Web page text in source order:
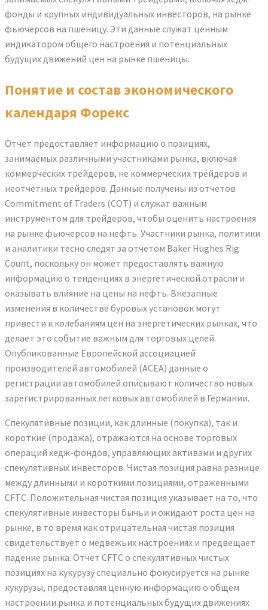
фонды и крупных индивидуальных инвесторов, на рынке
фьючерсов на пшеницу. Эти данные служат ценным
индикатором общего настроения и потенциальных
будущих движений цен на рынке пшеницы.
Понятие и состав экономического
календаря Форекс
Отчет предоставляет информацию о позициях,
занимаемых различными участниками рынка, включая
коммерческих трейдеров, не коммерческих трейдеров и
неотчетных трейдеров. Данные получены из отчетов
Commitment of Traders (COT) и служат важным
инструментом для трейдеров, чтобы оценить настроения
на рынке фьючерсов на нефть. Участники рынка, политики
и аналитики тесно следят за отчетом Baker Hughes Rig
Count, поскольку он может предоставлять важную
информацию о тенденциях в энергетической отрасли и
оказывать влияние на цены на нефть. Внезапные
изменения в количестве буровых установок могут
привести к колебаниям цен на энергетических рынках, что
делает это событие важным для торговых целей.
Опубликованные Европейской ассоциацией
производителей автомобилей (ACEA) данные о
регистрации автомобилей описывают количество новых
зарегистрированных легковых автомобилей в Германии.
Спекулятивные позиции, как длинные (покупка), так и
короткие (продажа), отражаются на основе торговых
операций хедж-фондов, управляющих активами и других
спекулятивных инвесторов. Чистая позиция равна разнице
между длинными и короткими позициями, отраженными
CFTC. Положительная чистая позиция указывает на то, что
спекулятивные инвесторы бычьи и ожидают роста цен на
рынке, в то время как отрицательная чистая позиция
свидетельствует о медвежьих настроениях и предвещает
падение рынка. Отчет CFTC о спекулятивных чистых
позициях на кукурузу специально фокусируется на рынке
кукурузы, предоставляя ценную информацию о общем
настроении рынка и потенциальных будущих движениях